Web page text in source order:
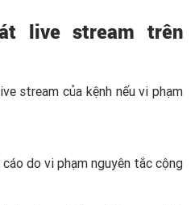
live stream trên
stream của kệnh nếu vi phạm
cáo do vi phạm nguyên tắc cộng